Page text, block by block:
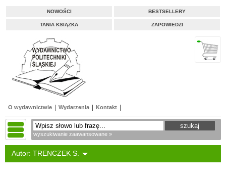
NOWOŚCI BESTSELLERY
TANIA KSIĄŻKA ZAPOWIEDZI
O wydawnictwie Wydarzenia Kontakt
wyszukiwanie zaawansowane »
Autor: TRENCZEK S.